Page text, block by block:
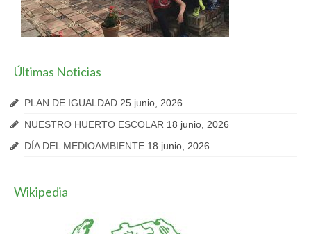
Últimas Noticias
PLAN DE IGUALDAD 25 junio, 2026
NUESTRO HUERTO ESCOLAR 18 junio, 2026
DÍA DEL MEDIOAMBIENTE 18 junio, 2026
Wikipedia